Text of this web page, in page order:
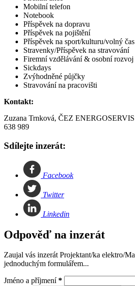
Mobilní telefon
Notebook
Příspěvek na dopravu
Příspěvek na pojištění
Příspěvek na sport/kulturu/volný čas
Stravenky/Příspěvek na stravování
Firemní vzdělávání & osobní rozvoj
Sickdays
Zvýhodněné půjčky
Stravování na pracovišti
Kontakt:
Zuzana Trnková, ČEZ
638 989
Sdílejte inzerát:
Facebook
Twitter
Linkedin
Odpověď na inzerát
Zaujal vás inzerát Projektant/ka elektro/
jednoduchým formulářem...
Jméno a příjmení *